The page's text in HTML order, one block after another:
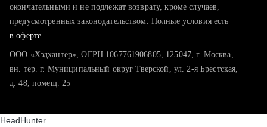
окончательными и не подлежат возврату, кроме случаев,
предусмотренных законодательством. Полные условия есть
в оферте
ООО «Хэдхантер», ОГРН 1067761906805, 125047, г. Москва,
вн. тер. г. Муниципальный округ Тверской, ул. 2-я Брестская,
д. 48, помещ. 25
HeadHunter